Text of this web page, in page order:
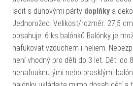
ladit s duhovými párty doplňky a
Jednorožec. Velikost/rozměr: 27,5
obsahuje: 6 ks balónků Balónky je
nafukovat vzduchem i heliem.
není vhodný pro děti do 3 let. Děti do
nenafouknutými nebo prasklými